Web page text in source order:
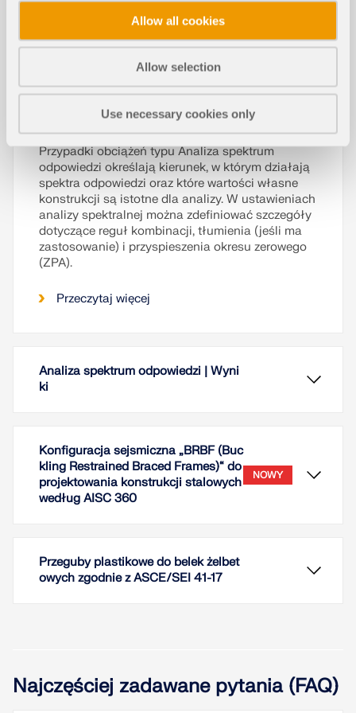
Allow all cookies
Allow selection
Use necessary cookies only
Oprogramowanie do analizy statyczno-
pracy za Ciebie. Program sugeruje zgodnie z
regułami parametry wejściowe, istotne dla
wprowadzić spektra odpowiedzi.
Przypadki obciążeń typu Analiza spektrum
odpowiedzi określają kierunek, w którym działają
spektra odpowiedzi oraz które wartości własne
konstrukcji są istotne dla analizy. W ustawieniach
analizy spektralnej można zdefiniować szczegóły
dotyczące reguł kombinacji, tłumienia (jeśli ma
zastosowanie) i przyspieszenia okresu zerowego
(ZPA).
Przeczytaj więcej
Analiza spektrum odpowiedzi | Wyni
ki
zostać nałożone na siebie z regułą SRSS lub CQC.
W takim przypadku można wykorzystać wyniki
Konfiguracja sejsmiczna „BRBF (Buc
kling Restrained Braced Frames)“ do
projektowania konstrukcji stalowych
według AISC 360
NOWY
Przeguby plastikowe do belek żelbet
owych zgodnie z ASCE/SEI 41-17
Najczęściej zadawane pytania (FAQ)